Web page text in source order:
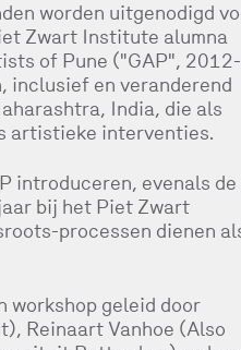
worden uitgenodigd
Zwart Institute alumna
of Pune ("GAP", 2012-
inclusief en veranderend
India, die als
artistieke interventies.
introduceren, evenals de
bij het Piet Zwart
processen dienen
workshop geleid door
Reinaart Vanhoe (Also